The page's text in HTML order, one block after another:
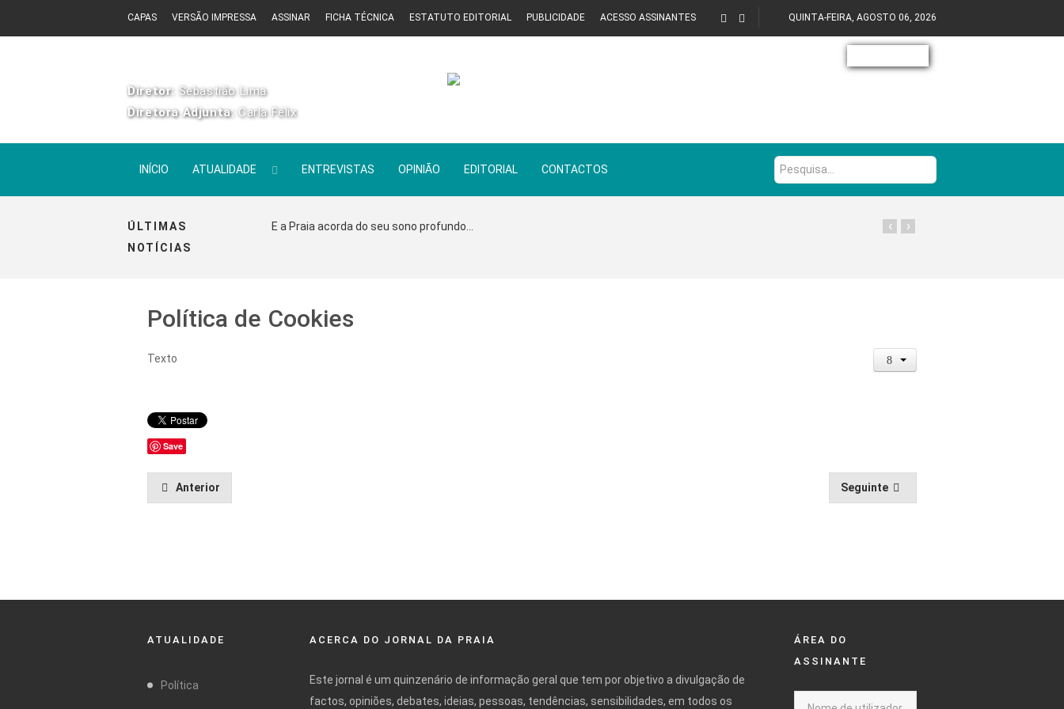
CAPAS VERSÃO IMPRESSA ASSINAR FICHA TÉCNICA ESTATUTO EDITORIAL PUBLICIDADE ACESSO ASSINANTES QUINTA-FEIRA, AGOSTO 06, 2026
Diretor: Sebastião Lima
Diretora Adjunta:Carla Félix
INÍCIO ATUALIDADE ENTREVISTAS OPINIÃO EDITORIAL CONTACTOS Pesquisa...
ÚLTIMAS
NOTÍCIAS
E a Praia acorda do seu sono profundo... ›
‹
Política de Cookies
Texto
Save
Anterior Seguinte
ATUALIDADE
Política
ACERCA DO JORNAL DA PRAIA
Este jornal é um quinzenário de informação geral que tem por objetivo a divulgação de
factos, opiniões, debates, ideias, pessoas, tendências, sensibilidades, em todos os
ÁREA DO
ASSINANTE